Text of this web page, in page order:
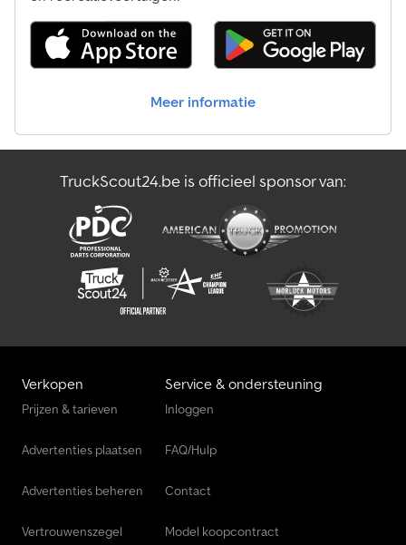
Overige Overige Speciale Carrosserie
Overige Pers
Overige Transporttechniek Voor Landbouw
Overige Wisselbare Koeler
Transporttechniek Voor Landbouw
Meer informatie
TruckScout24.be is officieel sponsor van:
Verkopen
Prijzen & tarieven
Advertenties plaatsen
Advertenties beheren
Vertrouwenszegel
Service & ondersteuning
Inloggen
FAQ/Hulp
Contact
Model koopcontract